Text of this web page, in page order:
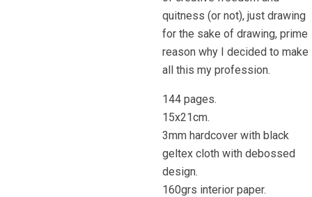
quitness (or not), just drawing
for the sake of drawing, prime
reason why I decided to make
all this my profession.
144 pages.
15x21cm.
3mm hardcover with black
geltex cloth with debossed
design.
160grs interior paper.